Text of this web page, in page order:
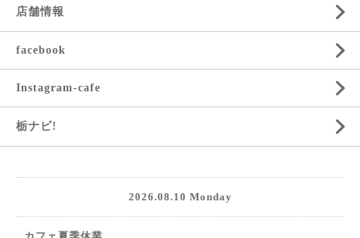
店舗情報
facebook
Instagram-cafe
栃ナビ!
2026.08.10 Monday